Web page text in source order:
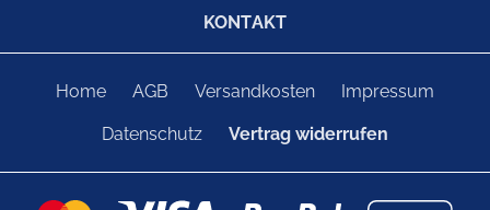
KONTAKT
Home AGB Versandkosten Impressum
Datenschutz Vertrag widerrufen